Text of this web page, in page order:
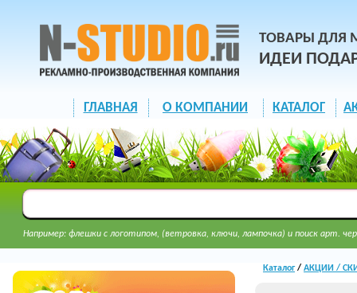
ТОВАРЫ ДЛЯ
ИДЕИ
ГЛАВНАЯ О КОМПАНИИ КАТАЛОГ
Например: флешки с логотипом, (ветровка, ключи, лампочка) и поиск арт.
Каталог/ АКЦИИ /